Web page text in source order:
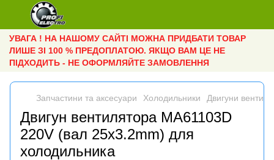
УВАГА ! НА НАШОМУ САЙТІ МОЖНА ПРИДБАТИ ТОВАР
ЛИШЕ ЗІ 100 % ПРЕДОПЛАТОЮ. ЯКЩО ВАМ ЦЕ НЕ
ПІДХОДИТЬ - НЕ ОФОРМЛЯЙТЕ ЗАМОВЛЕННЯ
Запчастини та аксесуари Холодильники Двигуни
Двигун вентилятора MA61103D
220V (вал 25x3.2mm) для
холодильника